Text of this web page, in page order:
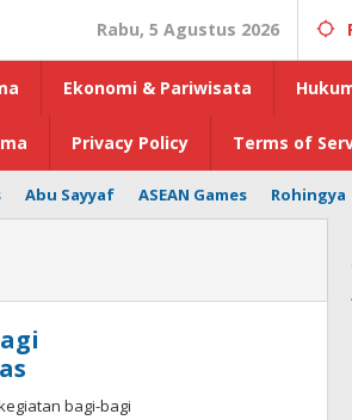
Rabu, 5 Agustus 2026
Ekonomi & Pariwisata
Privacy Policy Terms of
Abu Sayyaf ASEAN Games Rohingya
bagi-bagi